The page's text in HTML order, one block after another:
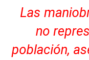
Las
no
población,